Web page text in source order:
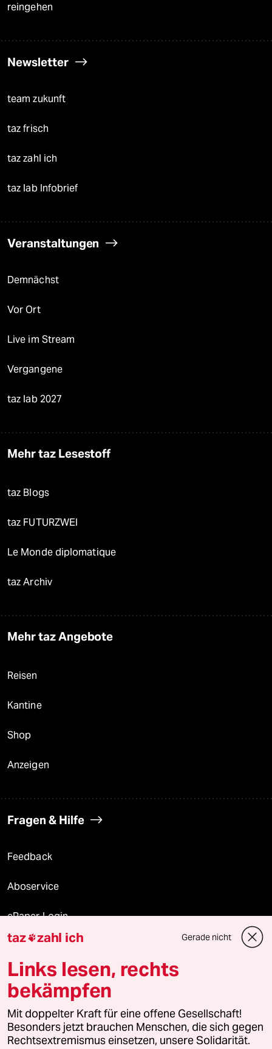
reingehen
Newsletter
team zukunft
taz frisch
taz zahl ich
taz lab Infobrief
Veranstaltungen
Demnächst
Vor Ort
Live im Stream
Vergangene
taz lab 2027
Mehr taz Lesestoff
taz Blogs
taz FUTURZWEI
Le Monde diplomatique
taz Archiv
Mehr taz Angebote
Reisen
Kantine
Shop
Anzeigen
Fragen & Hilfe
Feedback
Aboservice
ePaper Login
Downloads für Abonnierende
© 2026 taz Verlags und Vertriebs GmbH
Alle Rechte vorbehalten. Bei rechtlichen Fragen oder für Genehmigungen
wenden Sie sich bitte an
lizenzen@taz.de
taz zahl ich Gerade nicht
Links lesen, rechts
bekämpfen
Mit doppelter Kraft für eine offene Gesellschaft!
Besonders jetzt brauchen Menschen, die sich gegen
Rechtsextremismus einsetzen, unsere Solidarität.